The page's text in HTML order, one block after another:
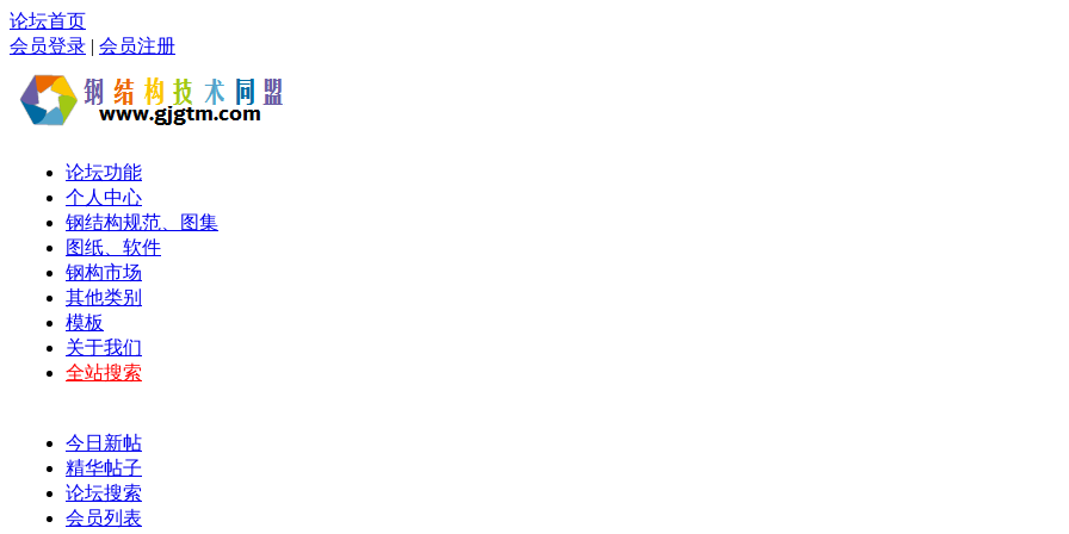
论坛首页
会员登录 | 会员注册
论坛功能
个人中心
钢结构规范、图集
图纸、软件
钢构市场
其他类别
模板
关于我们
全站搜索
今日新帖
精华帖子
论坛搜索
会员列表